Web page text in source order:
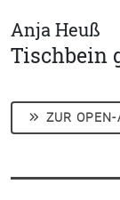
Anja Heuß
Tischbein
ZUR OPEN-